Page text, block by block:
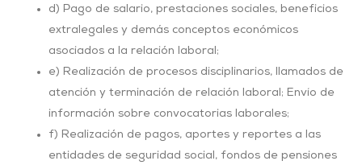
d) Pago de salario, prestaciones sociales, beneficios
extralegales y demás conceptos económicos
asociados a la relación laboral;
e) Realización de procesos disciplinarios, llamados de
atención y terminación de relación laboral; Envío de
información sobre convocatorias laborales;
f) Realización de pagos, aportes y reportes a las
entidades de seguridad social, fondos de pensiones